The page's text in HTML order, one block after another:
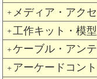
＋ メディア・アク
＋ 工作キット・模
＋ ケーブル・アン
＋ アーケードコン